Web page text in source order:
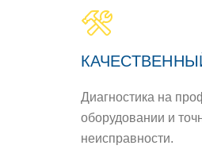
Диагностика на
оборудовании и
неисправности.